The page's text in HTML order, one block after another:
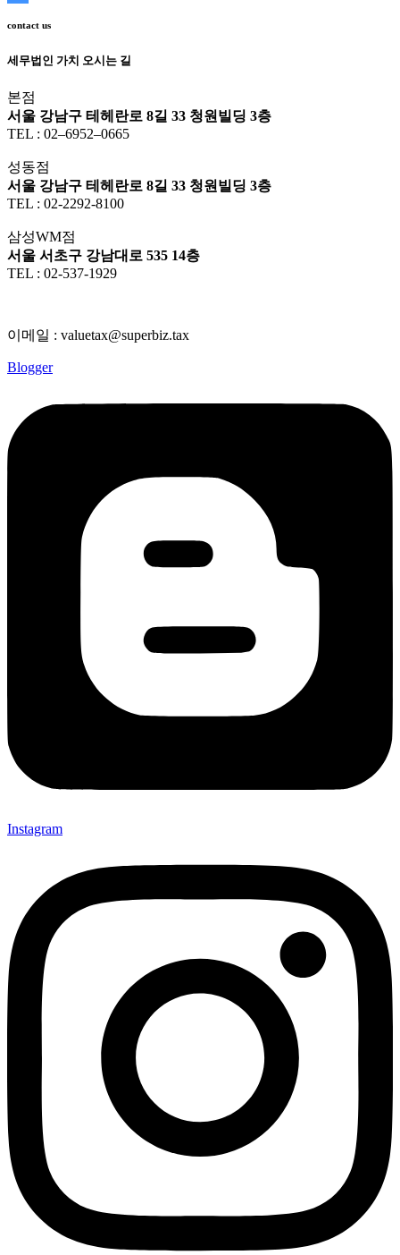
contact us
세무법인 가치 오시는 길
본점
서울 강남구 테헤란로 8길 33 청원빌딩 3층
TEL : 02–6952–0665
성동점
서울 강남구 테헤란로 8길 33 청원빌딩 3층
TEL : 02-2292-8100
삼성WM점
서울 서초구 강남대로 535 14층
TEL : 02-537-1929
이메일 : valuetax@superbiz.tax
Blogger
Instagram